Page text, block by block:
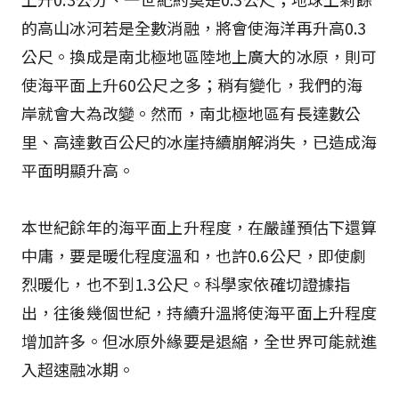
的高山冰河若是全數消融，將會使海洋再升高0.3
公尺。換成是南北極地區陸地上廣大的冰原，則可
使海平面上升60公尺之多；稍有變化，我們的海
岸就會大為改變。然而，南北極地區有長達數公
里、高達數百公尺的冰崖持續崩解消失，已造成海
平面明顯升高。
本世紀餘年的海平面上升程度，在嚴謹預估下還算
中庸，要是暖化程度溫和，也許0.6公尺，即使劇
烈暖化，也不到1.3公尺。科學家依確切證據指
出，往後幾個世紀，持續升溫將使海平面上升程度
增加許多。但冰原外緣要是退縮，全世界可能就進
入超速融冰期。